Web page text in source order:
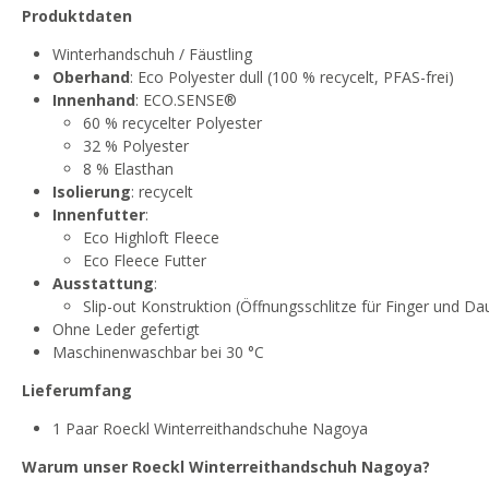
Produktdaten
Winterhandschuh / Fäustling
Oberhand: Eco Polyester dull (100 % recycelt, PFAS-frei)
Innenhand: ECO.SENSE®
60 % recycelter Polyester
32 % Polyester
8 % Elasthan
Isolierung: recycelt
Innenfutter:
Eco Highloft Fleece
Eco Fleece Futter
Ausstattung:
Slip-out Konstruktion (Öffnungsschlitze für Finger und
Ohne Leder gefertigt
Maschinenwaschbar bei 30 °C
Lieferumfang
1 Paar Roeckl Winterreithandschuhe Nagoya
Warum unser Roeckl Winterreithandschuh Nagoya?